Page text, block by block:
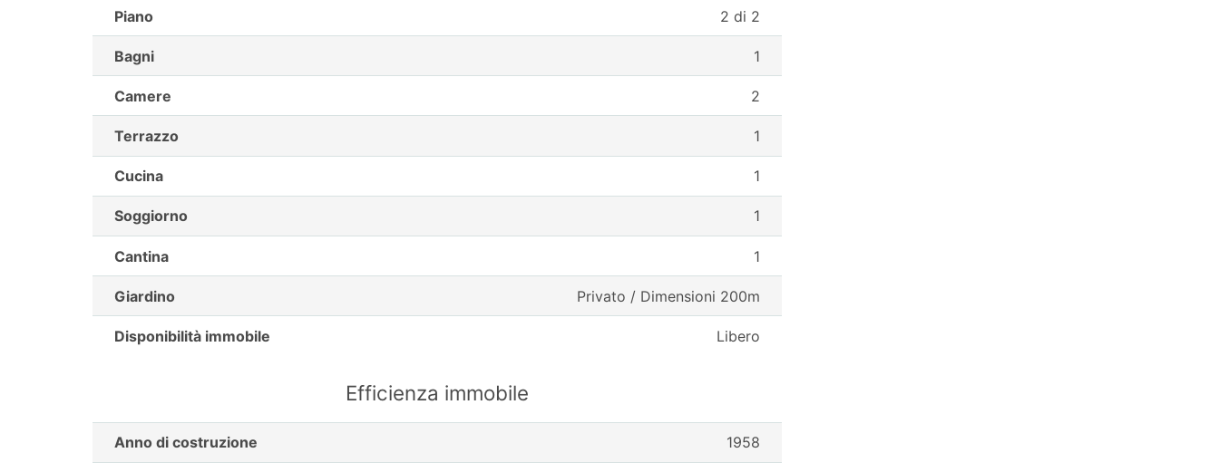
Piano 2 di 2
Bagni 1
Camere 2
Terrazzo 1
Cucina 1
Soggiorno 1
Cantina 1
Giardino Privato / Dimensioni 200m
Disponibilità immobile Libero
Efficienza immobile
Anno di costruzione 1958